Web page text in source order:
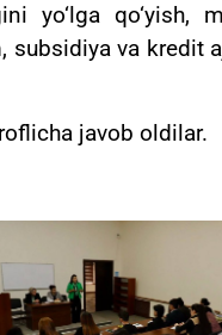
yo‘lga qo‘yish,
subsidiya va kredit
javob oldilar.